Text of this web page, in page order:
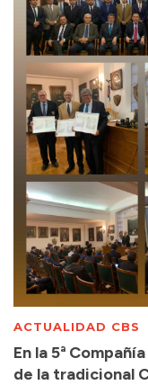
ACTUALIDAD CBS
En la 5ª
de la tradicional